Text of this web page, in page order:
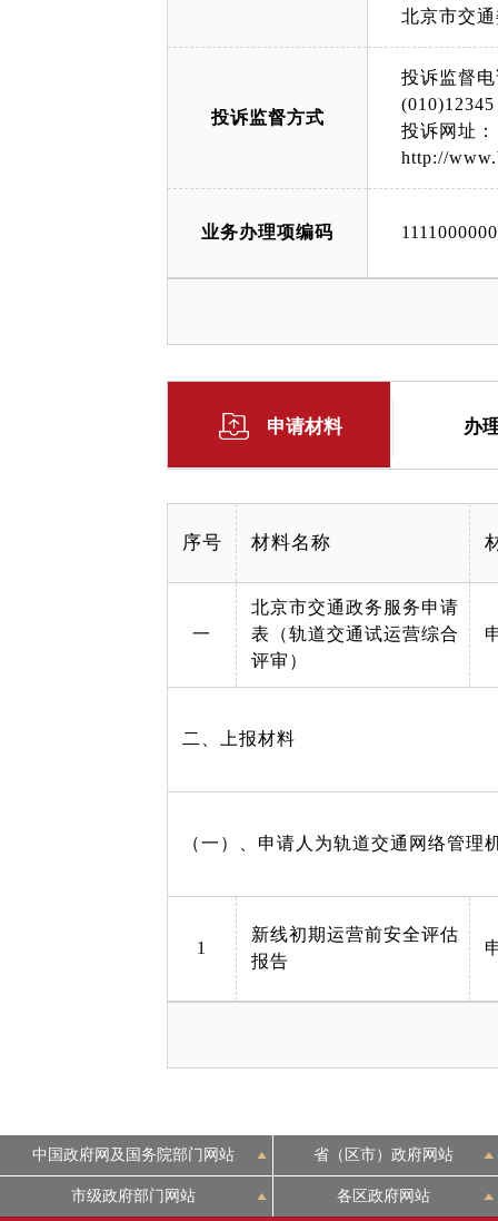
北京市交
投诉监督方式
投诉监督
(010)12345
投诉网址：
http://
业务办理项编码
申请材料 办
序号 材料名称
一
北京市交通政务服务申请
表（轨道交通试运营综合
评审）
二、上报材料
（一）、申请人为轨道交通网络管理
1
新线初期运营前安全评估
报告
中国政府网及国务院部门网站 省（区市）政府网站
市级政府部门网站 各区政府网站